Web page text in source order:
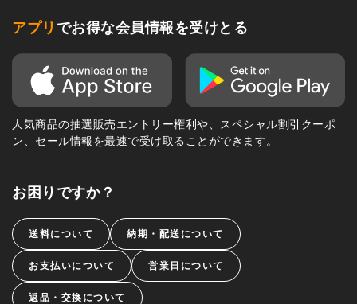
アプリ でお得な会員情報を受けとる
人気商品の抽選販売エントリー権利や、スペシャル割引クーポ
ン、セール情報を最速で受け取ることができます。
お困りですか？
送料について 納期・配送について
お支払いについて 営業日について
返品・交換について